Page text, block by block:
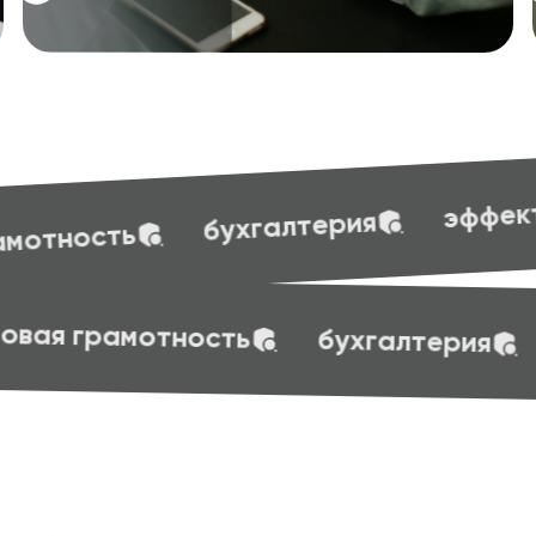
эффективные презентации
skills маркетинг веб-дизайн